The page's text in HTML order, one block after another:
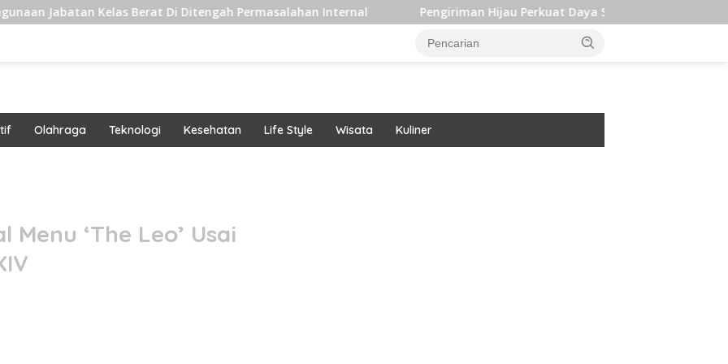
Kelas Berat Di Ditengah Permasalahan Internal Pengiriman Hijau Perkuat Daya Saing dan Dukung Target Iklim
Olahraga Teknologi Kesehatan Life Style Wisata Kuliner
‘The Leo’ Usai